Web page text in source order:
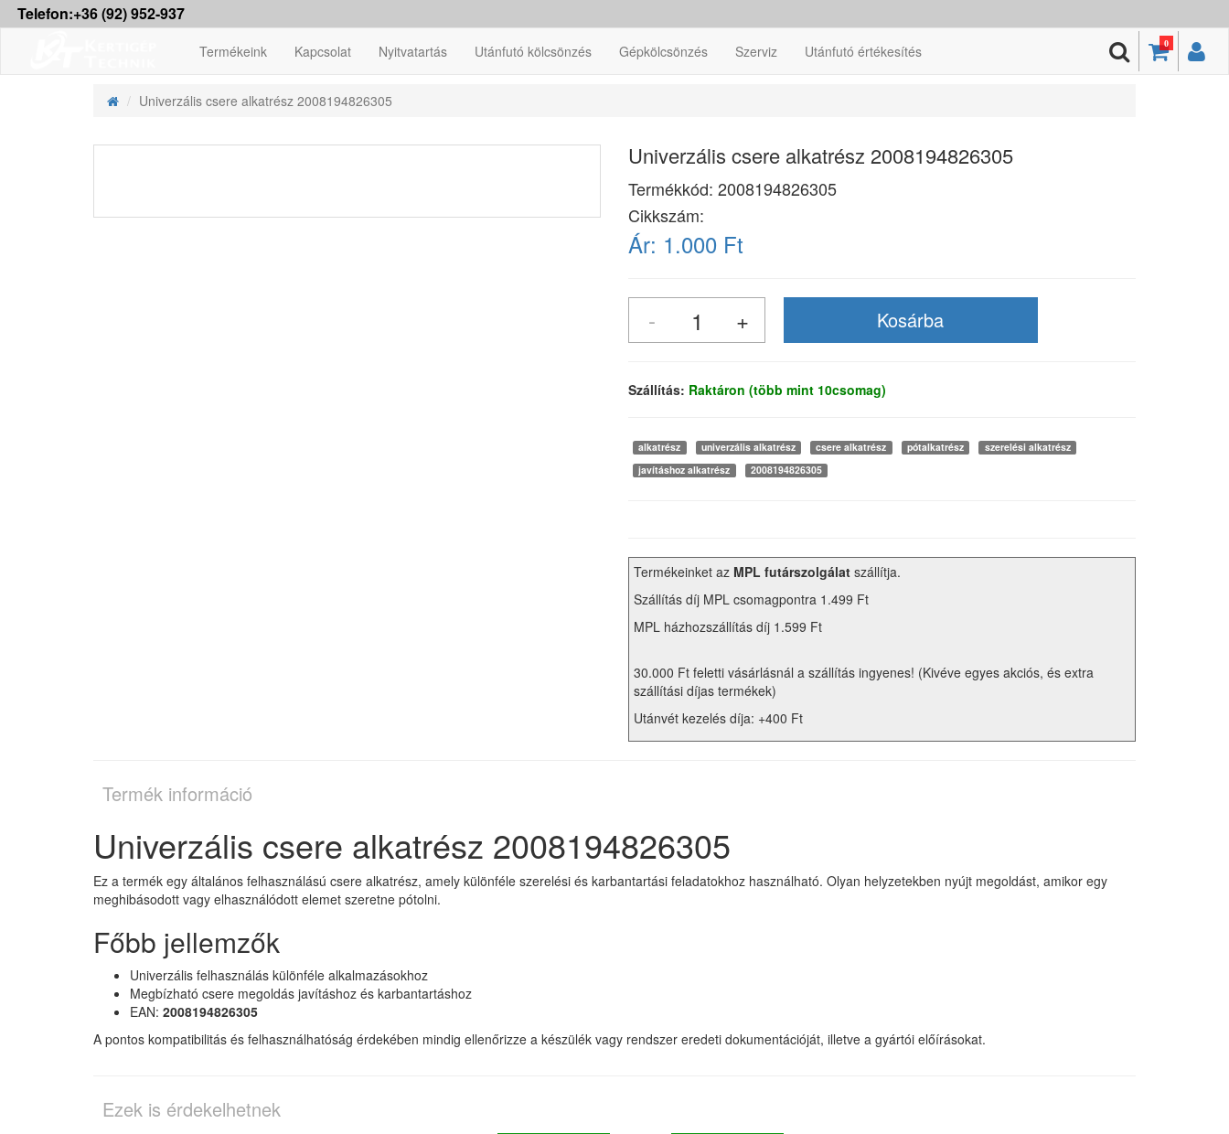
Telefon:+36 (92) 952-937
0
Termékeink Kapcsolat Nyitvatartás Utánfutó kölcsönzés Gépkölcsönzés Szerviz Utánfutó értékesítés
Univerzális csere alkatrész 2008194826305
Univerzális csere alkatrész 2008194826305
Termékkód: 2008194826305
Cikkszám:
Ár: 1.000 Ft
Szállítás: Raktáron (több mint 10csomag)
alkatrész univerzális alkatrész csere alkatrész pótalkatrész
szerelési alkatrész
javításhoz alkatrész
2008194826305
Termékeinket az MPL futárszolgálat szállítja.
Szállítás díj MPL csomagpontra 1.499 Ft
MPL házhozszállítás díj 1.599 Ft
30.000 Ft feletti vásárlásnál a szállítás ingyenes! (Kivéve egyes akciós, és extra
szállítási díjas termékek)
Utánvét kezelés díja: +400 Ft
Termék információ
Univerzális csere alkatrész 2008194826305
Ez a termék egy általános felhasználású csere alkatrész, amely különféle szerelési és karbantartási feladatokhoz használható. Olyan helyzetekben nyújt megoldást, amikor egy
meghibásodott vagy elhasználódott elemet szeretne pótolni.
Főbb jellemzők
Univerzális felhasználás különféle alkalmazásokhoz
Megbízható csere megoldás javításhoz és karbantartáshoz
EAN: 2008194826305
A pontos kompatibilitás és felhasználhatóság érdekében mindig ellenőrizze a készülék vagy rendszer eredeti dokumentációját, illetve a gyártói előírásokat.
Ezek is érdekelhetnek